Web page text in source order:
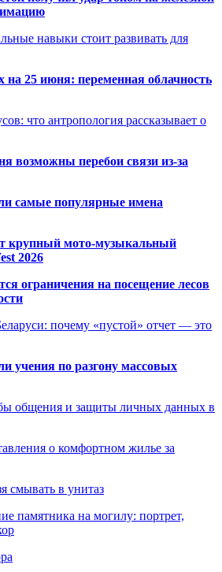
навыки стоит развивать для
на 25 июня: переменная облачность
что антропология рассказывает о
возможны перебои связи из-за
самые популярные имена
крупный мото-музыкальный
2026
ограничения на посещение лесов
почему «пустой» отчет — это
учения по разгону массовых
общения и защиты личных данных в
о комфортном жилье за
смывать в унитаз
памятника на могилу: портрет,